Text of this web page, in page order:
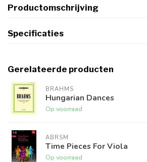
Productomschrijving
Specificaties
Gerelateerde producten
BRAHMS
Hungarian Dances
Op voorraad
ABRSM
Time Pieces For Viola
Op voorraad